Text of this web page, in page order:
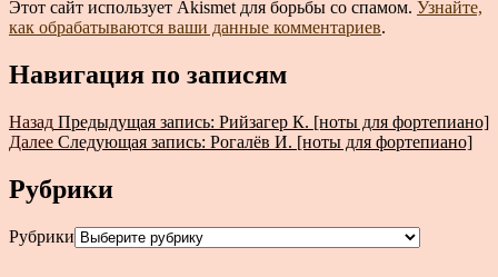
Этот сайт использует Akismet для борьбы со спамом. Узнайте,
как обрабатываются ваши данные комментариев.
Навигация по записям
Назад Предыдущая запись: Рийзагер К. [ноты для фортепиано]
Далее Следующая запись: Рогалёв И. [ноты для фортепиано]
Рубрики
Рубрики